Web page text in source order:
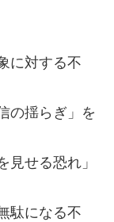
に対する不
の揺らぎ」を
見せる恐れ」
駄になる不